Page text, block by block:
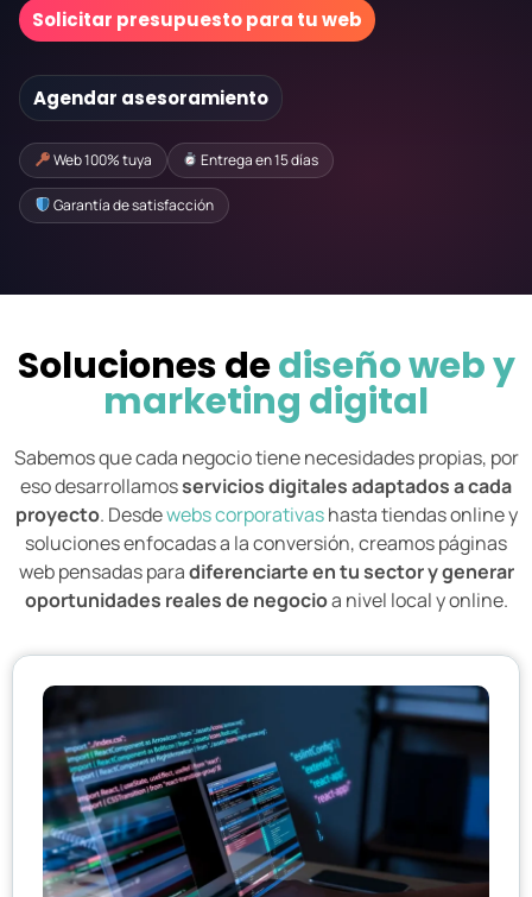
Solicitar presupuesto para tu web
Agendar asesoramiento
Web 100% tuya Entrega en 15 días
Garantía de satisfacción
Soluciones dediseño web y
marketing digital
Sabemos que cada negocio tiene necesidades propias, por
eso desarrollamosservicios digitales adaptados a cada
proyecto. Desdewebs corporativashasta tiendas online y
soluciones enfocadas a la conversión, creamos páginas
web pensadas paradiferenciarte en tu sector y generar
oportunidades reales de negocioa nivel local y online.